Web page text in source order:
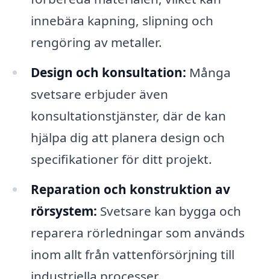
innebära kapning, slipning och
rengöring av metaller.
Design och konsultation: Många
svetsare erbjuder även
konsultationstjänster, där de kan
hjälpa dig att planera design och
specifikationer för ditt projekt.
Reparation och konstruktion av
rörsystem: Svetsare kan bygga och
reparera rörledningar som används
inom allt från vattenförsörjning till